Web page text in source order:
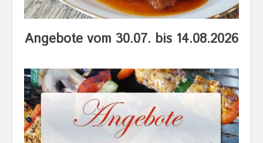
Angebote vom 30.07. bis 14.08.2026